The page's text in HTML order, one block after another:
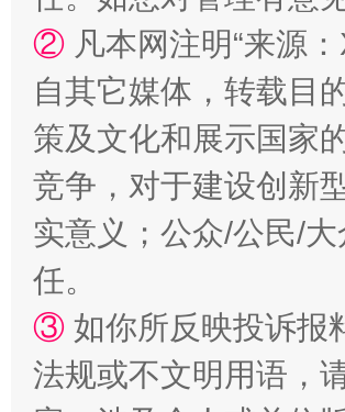
② 凡本网注明“来源
自其它媒体，转载目
策及文化和展示国家
竞争，对于建设创新
实意义；公众/公民/
任。
③ 如你所反映投诉报
法规或不文明用语，